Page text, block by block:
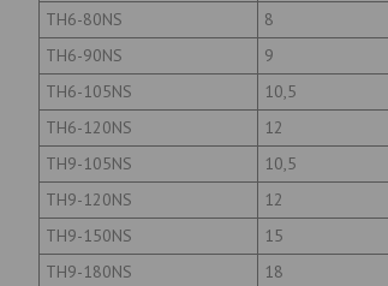
TH6-80NS
8
TH6-90NS
9
TH6-105NS
10,5
TH6-120NS
12
TH9-105NS
10,5
TH9-120NS
12
TH9-150NS
15
TH9-180NS
18